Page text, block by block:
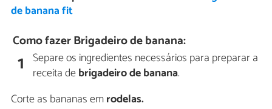
de banana fit
Como fazer Brigadeiro de banana:
1 Separe os ingredientes necessários para preparar a
receita debrigadeiro de banana.
Corte as bananas emrodelas.